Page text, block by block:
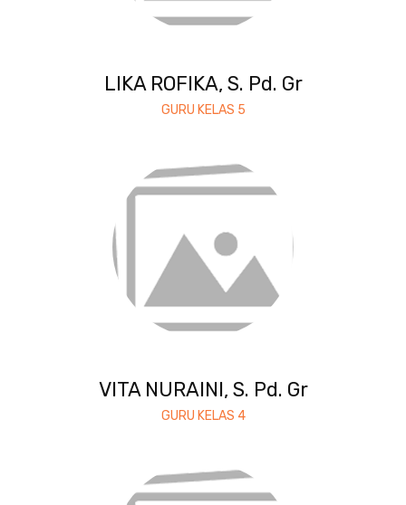
LIKA ROFIKA, S. Pd. Gr
GURU KELAS 5
VITA NURAINI, S. Pd. Gr
GURU KELAS 4